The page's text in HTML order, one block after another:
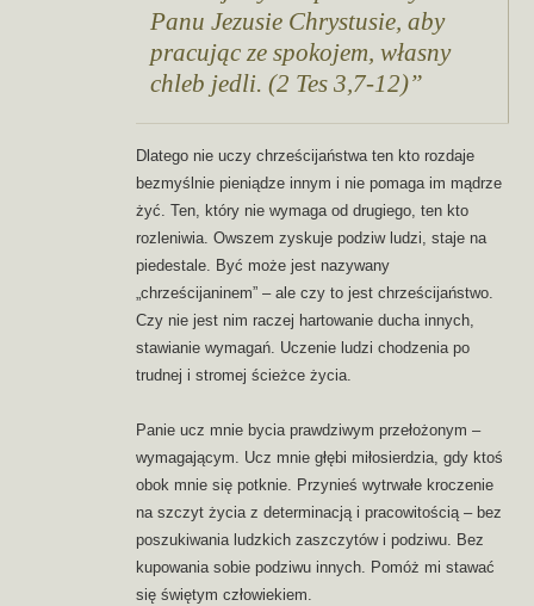
Panu Jezusie Chrystusie, aby
pracując ze spokojem, własny
chleb jedli. (2 Tes 3,7-12)
Dlatego nie uczy chrześcijaństwa ten kto rozdaje
bezmyślnie pieniądze innym i nie pomaga im mądrze
żyć. Ten, który nie wymaga od drugiego, ten kto
rozleniwia. Owszem zyskuje podziw ludzi, staje na
piedestale. Być może jest nazywany
„chrześcijaninem” – ale czy to jest chrześcijaństwo.
Czy nie jest nim raczej hartowanie ducha innych,
stawianie wymagań. Uczenie ludzi chodzenia po
trudnej i stromej ścieżce życia.
Panie ucz mnie bycia prawdziwym przełożonym –
wymagającym. Ucz mnie głębi miłosierdzia, gdy ktoś
obok mnie się potknie. Przynieś wytrwałe kroczenie
na szczyt życia z determinacją i pracowitością – bez
poszukiwania ludzkich zaszczytów i podziwu. Bez
kupowania sobie podziwu innych. Pomóż mi stawać
się świętym człowiekiem.